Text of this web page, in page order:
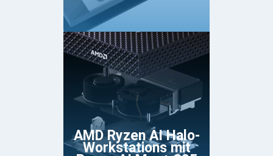
AMD Ryzen AI Halo-
Workstations mit